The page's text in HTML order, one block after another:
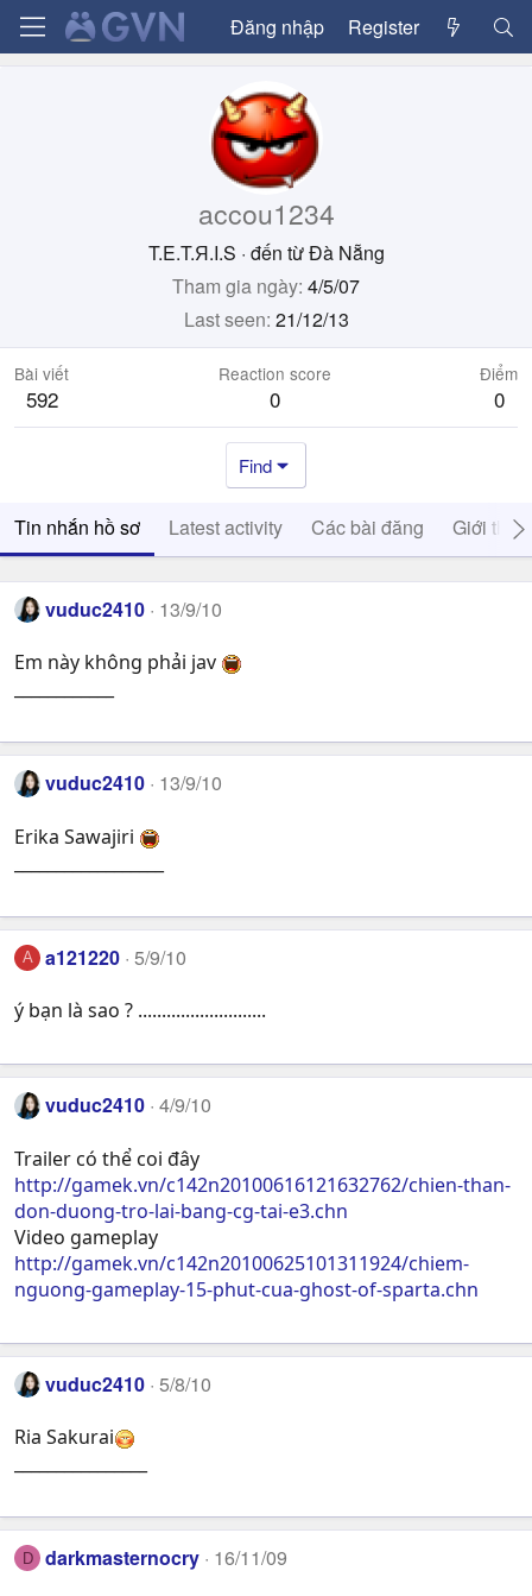
Đăng nhập Register
accou1234
T.E.T.Я.I.S · đến từĐà Nẵng
Tham gia ngày 4/5/07
Last seen 21/12/13
Bài viết
592
Reaction score
0
Điểm
0
Find
Tin nhắn hồ sơ Latest activity Các bài đăng Giới thiệu
vuduc2410 13/9/10
Em này không phải jav
vuduc2410 13/9/10
Erika Sawajiri
A a121220 5/9/10
ý bạn là sao ? ...........................
vuduc2410 4/9/10
Trailer có thể coi đây
http://gamek.vn/c142n20100616121632762/chien-than-
don-duong-tro-lai-bang-cg-tai-e3.chn
Video gameplay
http://gamek.vn/c142n20100625101311924/chiem-
nguong-gameplay-15-phut-cua-ghost-of-sparta.chn
vuduc2410 5/8/10
Ria Sakurai
D darkmasternocry 16/11/09